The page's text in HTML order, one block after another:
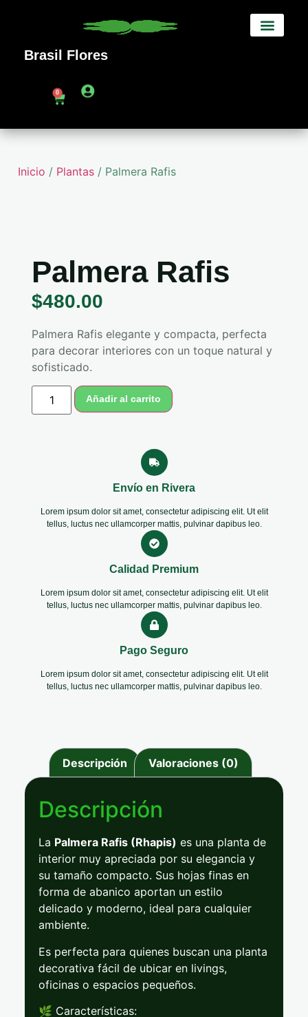
Brasil Flores
0
Inicio / Plantas / Palmera Rafis
Palmera Rafis
$480.00
Palmera Rafis elegante y compacta, perfecta
para decorar interiores con un toque natural y
sofisticado.
Añadir al carrito
Envío en Rivera
Lorem ipsum dolor sit amet, consectetur adipiscing elit. Ut elit
tellus, luctus nec ullamcorper mattis, pulvinar dapibus leo.
Calidad Premium
Lorem ipsum dolor sit amet, consectetur adipiscing elit. Ut elit
tellus, luctus nec ullamcorper mattis, pulvinar dapibus leo.
Pago Seguro
Lorem ipsum dolor sit amet, consectetur adipiscing elit. Ut elit
tellus, luctus nec ullamcorper mattis, pulvinar dapibus leo.
Descripción Valoraciones (0)
Descripción
La Palmera Rafis (Rhapis) es una planta de
interior muy apreciada por su elegancia y
su tamaño compacto. Sus hojas finas en
forma de abanico aportan un estilo
delicado y moderno, ideal para cualquier
ambiente.
Es perfecta para quienes buscan una planta
decorativa fácil de ubicar en livings,
oficinas o espacios pequeños.
🌿 Características: